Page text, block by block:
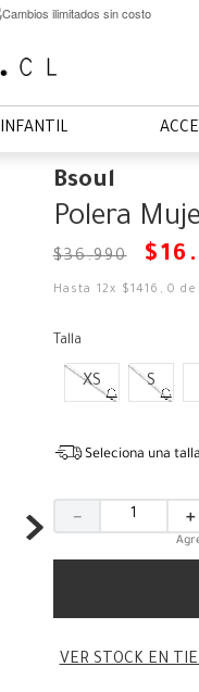
Cambios ilimitados sin costo
INFANTIL
Bsoul
Polera
$36.990 $16 .
Hasta 12x $1416 ,0
Talla
XS S
Seleciona una
＋
－
VER STOCK EN